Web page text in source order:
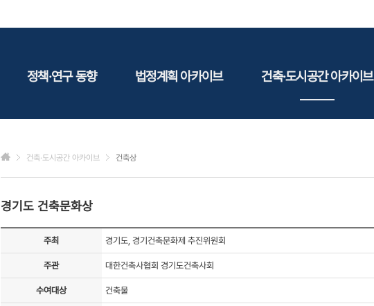
정책·연구 동향
연구동향
법정계획 아카이브
에너지
관광
산림/농림/수산
건축·도시공간 아카이브
건축·도시공간 아카이브 건축상
경기도 건축문화상
주최 경기도, 경기건축문화제 추진위원회
주관 대한건축사협회 경기도건축사회
수여대상 건축물